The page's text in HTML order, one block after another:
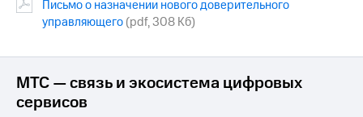
Новости
в
Корпоративное
управление
Письмо о назначении нового доверительного
управляющего(pdf, 308 Кб)
МТС — связь и экосистема цифровых
сервисов